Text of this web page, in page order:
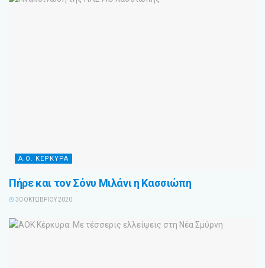
Α.Ο. ΚΕΡΚΥΡΑ
Πήρε και τον Σόνυ Μιλάνι η Κασσιώπη
30 ΟΚΤΩΒΡΊΟΥ 2020